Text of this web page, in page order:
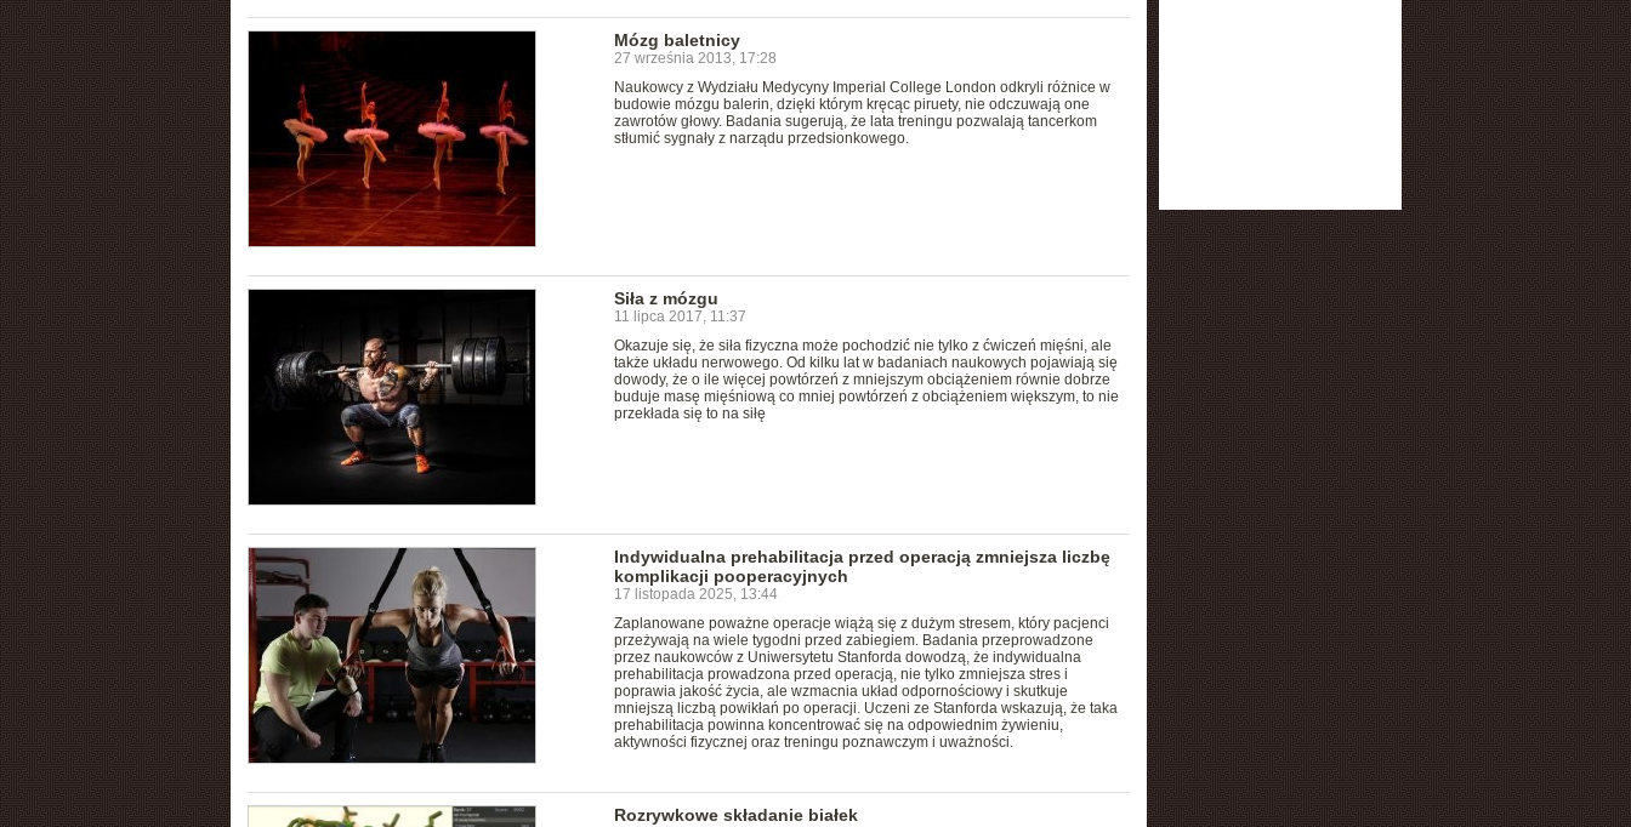
Mózg baletnicy
27 września 2013, 17:28
Naukowcy z Wydziału Medycyny Imperial College London odkryli różnice w
budowie mózgu balerin, dzięki którym kręcąc piruety, nie odczuwają one
zawrotów głowy. Badania sugerują, że lata treningu pozwalają tancerkom
stłumić sygnały z narządu przedsionkowego.
Siła z mózgu
11 lipca 2017, 11:37
Okazuje się, że siła fizyczna może pochodzić nie tylko z ćwiczeń mięśni, ale
także układu nerwowego. Od kilku lat w badaniach naukowych pojawiają się
dowody, że o ile więcej powtórzeń z mniejszym obciążeniem równie dobrze
buduje masę mięśniową co mniej powtórzeń z obciążeniem większym, to nie
przekłada się to na siłę
Indywidualna prehabilitacja przed operacją zmniejsza liczbę
komplikacji pooperacyjnych
17 listopada 2025, 13:44
Zaplanowane poważne operacje wiążą się z dużym stresem, który pacjenci
przeżywają na wiele tygodni przed zabiegiem. Badania przeprowadzone
przez naukowców z Uniwersytetu Stanforda dowodzą, że indywidualna
prehabilitacja prowadzona przed operacją, nie tylko zmniejsza stres i
poprawia jakość życia, ale wzmacnia układ odpornościowy i skutkuje
mniejszą liczbą powikłań po operacji. Uczeni ze Stanforda wskazują, że taka
prehabilitacja powinna koncentrować się na odpowiednim żywieniu,
aktywności fizycznej oraz treningu poznawczym i uważności.
Rozrywkowe składanie białek